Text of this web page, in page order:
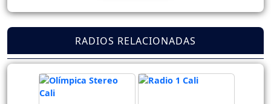
RADIOS RELACIONADAS